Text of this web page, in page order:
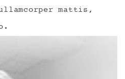
mattis,